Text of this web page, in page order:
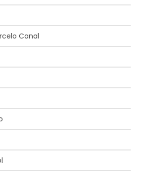
Canal